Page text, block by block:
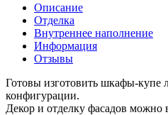
Описание
Отделка
Внутреннее наполнение
Информация
Отзывы
Готовы изготовить шкафы-купе
конфигурации.
Декор и отделку фасадов можно